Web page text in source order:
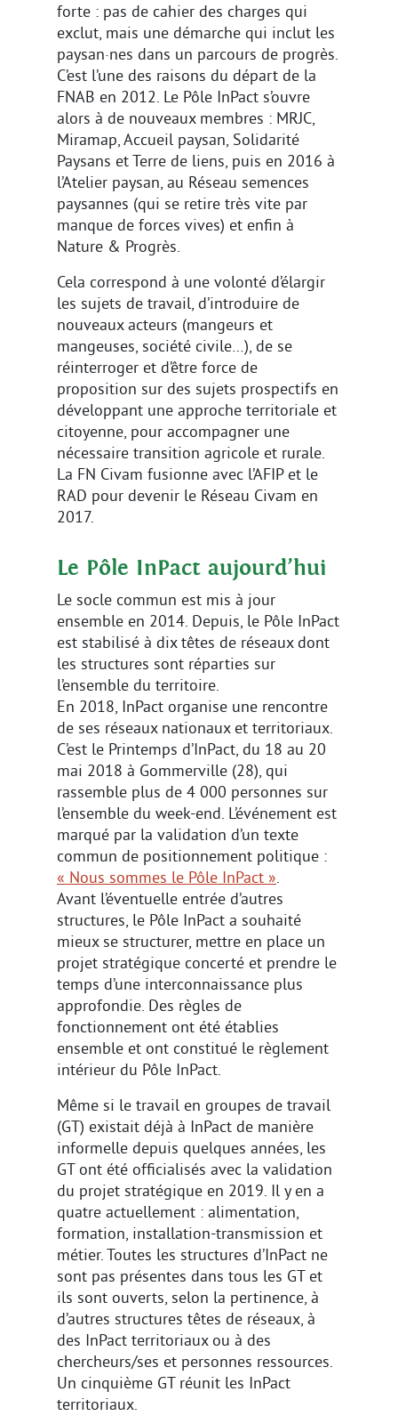
forte : pas de cahier des charges qui
exclut, mais une démarche qui inclut les
paysan·nes dans un parcours de progrès.
C’est l’une des raisons du départ de la
FNAB en 2012. Le Pôle InPact s’ouvre
alors à de nouveaux membres : MRJC,
Miramap, Accueil paysan, Solidarité
Paysans et Terre de liens, puis en 2016 à
l’Atelier paysan, au Réseau semences
paysannes (qui se retire très vite par
manque de forces vives) et enfin à
Nature & Progrès.
Cela correspond à une volonté d’élargir
les sujets de travail, d’introduire de
nouveaux acteurs (mangeurs et
mangeuses, société civile…), de se
réinterroger et d’être force de
proposition sur des sujets prospectifs en
développant une approche territoriale et
citoyenne, pour accompagner une
nécessaire transition agricole et rurale.
La FN Civam fusionne avec l’AFIP et le
RAD pour devenir le Réseau Civam en
2017.
Le Pôle InPact aujourd’hui
Le socle commun est mis à jour
ensemble en 2014. Depuis, le Pôle InPact
est stabilisé à dix têtes de réseaux dont
les structures sont réparties sur
l’ensemble du territoire.
En 2018, InPact organise une rencontre
de ses réseaux nationaux et territoriaux.
C’est le Printemps d’InPact, du 18 au 20
mai 2018 à Gommerville (28), qui
rassemble plus de 4 000 personnes sur
l’ensemble du week-end. L’événement est
marqué par la validation d’un texte
commun de positionnement politique :
« Nous sommes le Pôle InPact ».
Avant l’éventuelle entrée d’autres
structures, le Pôle InPact a souhaité
mieux se structurer, mettre en place un
projet stratégique concerté et prendre le
temps d’une interconnaissance plus
approfondie. Des règles de
fonctionnement ont été établies
ensemble et ont constitué le règlement
intérieur du Pôle InPact.
Même si le travail en groupes de travail
(GT) existait déjà à InPact de manière
informelle depuis quelques années, les
GT ont été officialisés avec la validation
du projet stratégique en 2019. Il y en a
quatre actuellement : alimentation,
formation, installation-transmission et
métier. Toutes les structures d’InPact ne
sont pas présentes dans tous les GT et
ils sont ouverts, selon la pertinence, à
d’autres structures têtes de réseaux, à
des InPact territoriaux ou à des
chercheurs/ses et personnes ressources.
Un cinquième GT réunit les InPact
territoriaux.